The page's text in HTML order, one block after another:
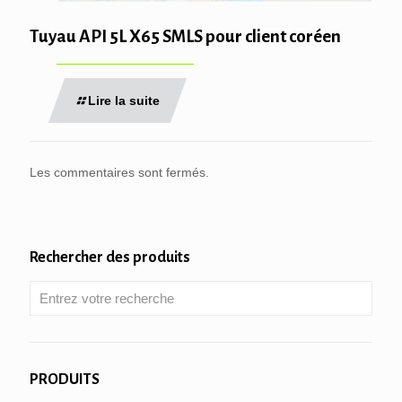
Tuyau API 5L X65 SMLS pour client coréen
Lire la suite
Les commentaires sont fermés.
Rechercher des produits
PRODUITS